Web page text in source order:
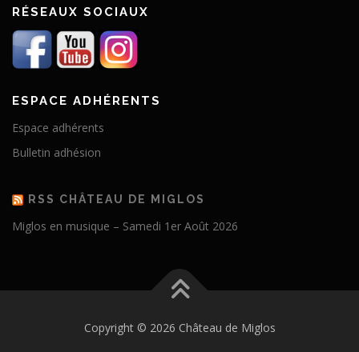
RÉSEAUX SOCIAUX
ESPACE ADHÉRENTS
Espace adhérents
Bulletin adhésion
RSS CHÂTEAU DE MIGLOS
Miglos en musique – Samedi 1er Août 2026
Copyright © 2026 Château de Miglos